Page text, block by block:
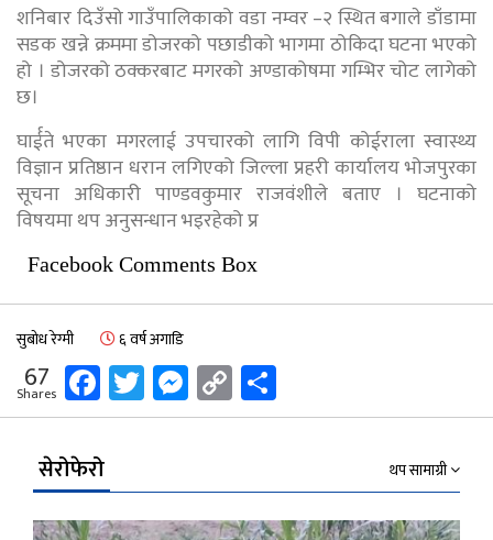
शनिबार दिउँसो गाउँपालिकाको वडा नम्वर –२ स्थित बगाले डाँडामा
सडक खन्ने क्रममा डोजरको पछाडीको भागमा ठोकिदा घटना भएको
हो । डोजरको ठक्करबाट मगरको अण्डाकोषमा गम्भिर चोट लागेको
छ।
घार्ईते भएका मगरलाई उपचारको लागि विपी कोईराला स्वास्थ्य
विज्ञान प्रतिष्ठान धरान लगिएको जिल्ला प्रहरी कार्यालय भोजपुरका
सूचना अधिकारी पाण्डवकुमार राजवंशीले बताए । घटनाको
विषयमा थप अनुसन्धान भइरहेको प्र
Facebook Comments Box
सुबोध रेग्मी ६ वर्ष अगाडि
67
Shares Facebook
Twitter
Messenger
Copy
Link
सेरोफेरो थप सामाग्री